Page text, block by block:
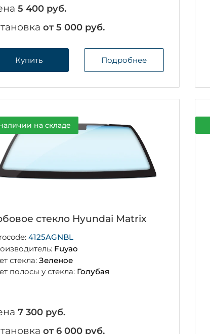
5 400 руб.
от 5 000 руб.
Купить Подробнее
на складе
стекло Hyundai Matrix
4125AGNBL
Fuyao
стекла: Зеленое
полосы у стекла: Голубая
7 300 руб.
от 6 000 руб.